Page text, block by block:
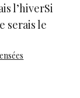
l’hiverSi
serais le